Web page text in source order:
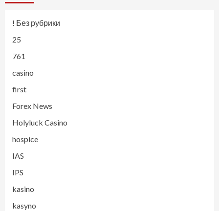
! Без рубрики
25
761
casino
first
Forex News
Holyluck Casino
hospice
IAS
IPS
kasino
kasyno